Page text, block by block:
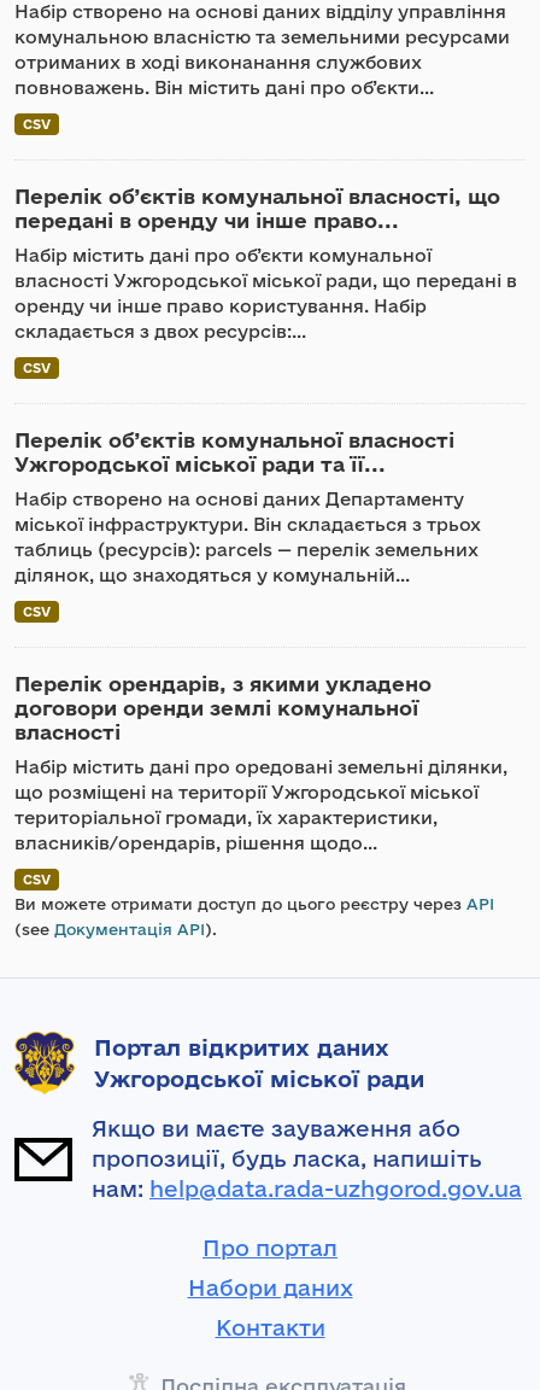
Набір створено на основі даних відділу управління
комунальною власністю та земельними ресурсами
отриманих в ході виконанання службових
повноважень. Він містить дані про об’єкти...
CSV
Перелік об’єктів комунальної власності, що
передані в оренду чи інше право...
Набір містить дані про об’єкти комунальної
власності Ужгородської міської ради, що передані в
оренду чи інше право користування. Набір
складається з двох ресурсів:...
CSV
Перелік об’єктів комунальної власності
Ужгородської міської ради та її...
Набір створено на основі даних Департаменту
міської інфраструктури. Він складається з трьох
таблиць (ресурсів): parcels — перелік земельних
ділянок, що знаходяться у комунальній...
CSV
Перелік орендарів, з якими укладено
договори оренди землі комунальної
власності
Набір містить дані про оредовані земельні ділянки,
що розміщені на території Ужгородської міської
територіальної громади, їх характеристики,
власників/орендарів, рішення щодо...
CSV
Ви можете отримати доступ до цього реєстру через API
(see Документація API).
Портал відкритих даних
Ужгородської міської ради
Якщо ви маєте зауваження або
пропозиції, будь ласка, напишіть
нам: help@data.rada-uzhgorod.gov.ua
Про портал
Набори даних
Контакти